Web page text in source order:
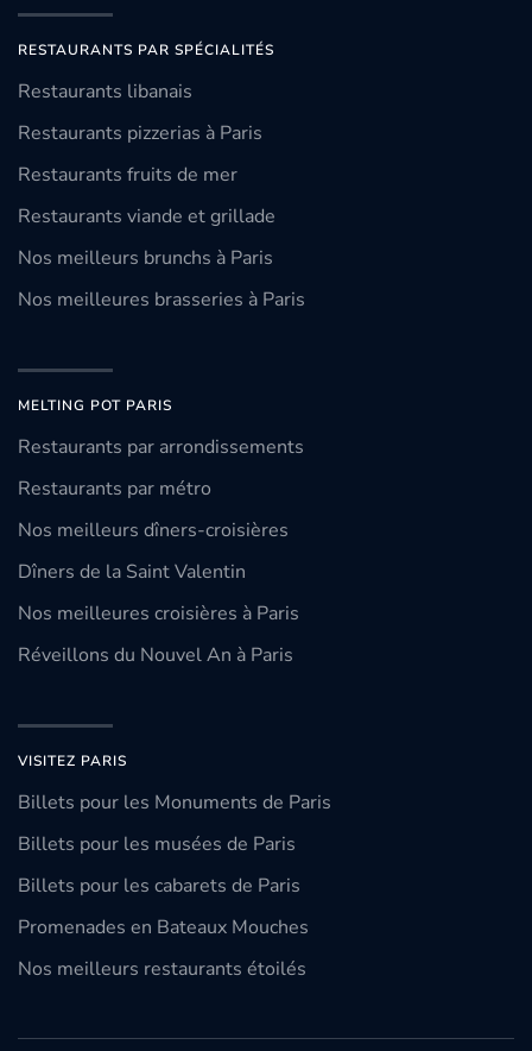
RESTAURANTS PAR SPÉCIALITÉS
Restaurants libanais
Restaurants pizzerias à Paris
Restaurants fruits de mer
Restaurants viande et grillade
Nos meilleurs brunchs à Paris
Nos meilleures brasseries à Paris
MELTING POT PARIS
Restaurants par arrondissements
Restaurants par métro
Nos meilleurs dîners-croisières
Dîners de la Saint Valentin
Nos meilleures croisières à Paris
Réveillons du Nouvel An à Paris
VISITEZ PARIS
Billets pour les Monuments de Paris
Billets pour les musées de Paris
Billets pour les cabarets de Paris
Promenades en Bateaux Mouches
Nos meilleurs restaurants étoilés